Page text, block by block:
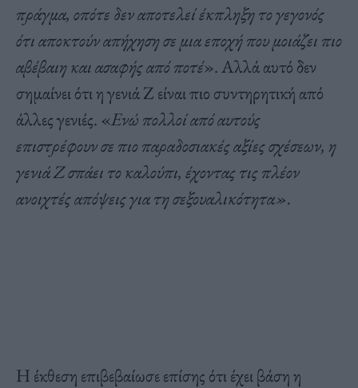
πράγμα, οπότε δεν αποτελεί έκπληξη το γεγονός
ότι αποκτούν απήχηση σε μια εποχή που μοιάζει πιο
αβέβαιη και ασαφής από ποτέ». Αλλά αυτό δεν
σημαίνει ότι η γενιά Z είναι πιο συντηρητική από
άλλες γενιές. «Ενώ πολλοί από αυτούς
επιστρέφουν σε πιο παραδοσιακές αξίες σχέσεων, η
γενιά Z σπάει το καλούπι, έχοντας τις πλέον
ανοιχτές απόψεις για τη σεξουαλικότητα».
Η έκθεση επιβεβαίωσε επίσης ότι έχει βάση η